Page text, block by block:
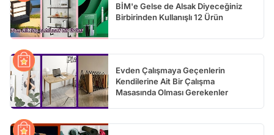
BİM'e Gelse de Alsak Diyeceğiniz
Birbirinden Kullanışlı 12 Ürün
Evden Çalışmaya Geçenlerin
Kendilerine Ait Bir Çalışma
Masasında Olması Gerekenler